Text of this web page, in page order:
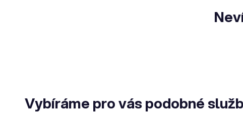
Vybíráme pro vás podobné